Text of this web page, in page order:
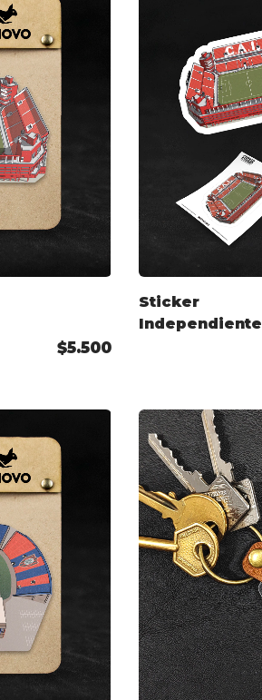
$5.500
Sticker
Independiente